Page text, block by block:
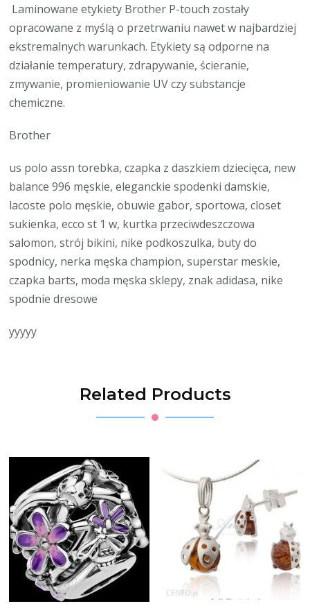
Laminowane etykiety Brother P-touch zostały
opracowane z myślą o przetrwaniu nawet w najbardziej
ekstremalnych warunkach. Etykiety są odporne na
działanie temperatury, zdrapywanie, ścieranie,
zmywanie, promieniowanie UV czy substancje
chemiczne.
Brother
us polo assn torebka, czapka z daszkiem dziecięca, new
balance 996 męskie, eleganckie spodenki damskie,
lacoste polo męskie, obuwie gabor, sportowa, closet
sukienka, ecco st 1 w, kurtka przeciwdeszczowa
salomon, strój bikini, nike podkoszulka, buty do
spodnicy, nerka męska champion, superstar meskie,
czapka barts, moda męska sklepy, znak adidasa, nike
spodnie dresowe
yyyyy
Related Products